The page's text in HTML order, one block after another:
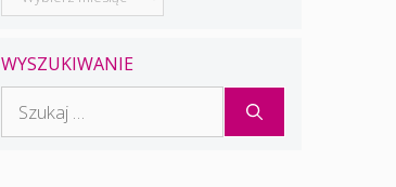
WYSZUKIWANIE